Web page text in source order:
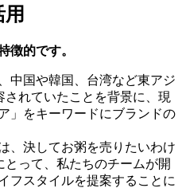
徴的です。
中国や韓国、台湾など東アジ
れていたことを背景に、現
」をキーワードにブランドの
、決してお粥を売りたいわけ
って、私たちのチームが開
フスタイルを提案することに